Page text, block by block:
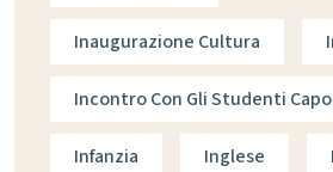
Inaugurazione Cultura
Incontro Con Gli Studenti
Infanzia Inglese